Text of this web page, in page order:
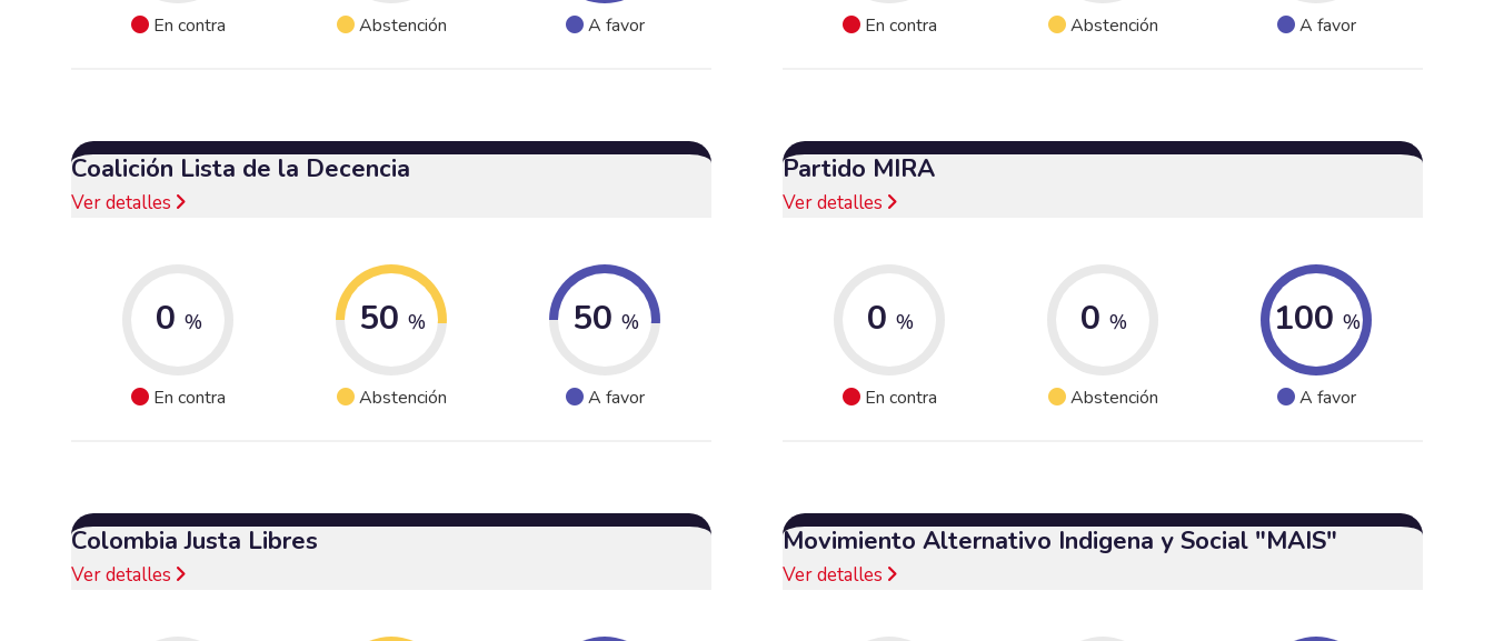
En contra Abstención A favor En contra Abstención A favor
Coalición Lista de la Decencia
Ver detalles
0 %
En contra
50 %
Abstención
50 %
A favor
Partido MIRA
Ver detalles
0 %
En contra
0 %
Abstención
100 %
A favor
Colombia Justa Libres
Ver detalles
Movimiento Alternativo Indigena y Social "MAIS"
Ver detalles